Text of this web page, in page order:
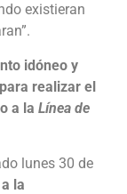
existieran
idóneo y
realizar el
a la Línea de
lunes 30 de
la